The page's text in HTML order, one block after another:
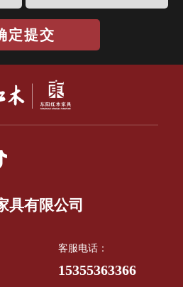
定提交
具有限公司
客服电话：
15355363366